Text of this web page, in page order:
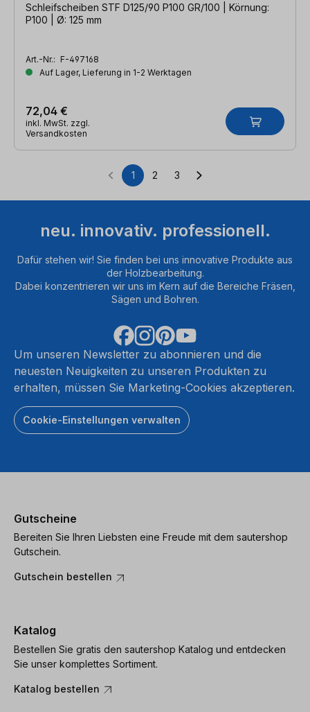
Schleifscheiben STF D125/90 P100 GR/100 | Körnung:
P100 | Ø: 125 mm
Art.-Nr.: F-497168
Auf Lager, Lieferung in 1-2 Werktagen
72,04 €
inkl. MwSt. zzgl.
Versandkosten
Seite
1 Seite
2 Seite
3
neu. innovativ. professionell.
Dafür stehen wir! Sie finden bei uns innovative Produkte aus
der Holzbearbeitung.
Dabei konzentrieren wir uns im Kern auf die Bereiche Fräsen,
Sägen und Bohren.
Um unseren Newsletter zu abonnieren und die
neuesten Neuigkeiten zu unseren Produkten zu
erhalten, müssen Sie Marketing-Cookies akzeptieren.
Cookie-Einstellungen verwalten
Gutscheine
Bereiten Sie Ihren Liebsten eine Freude mit dem sautershop
Gutschein.
Gutschein bestellen
Katalog
Bestellen Sie gratis den sautershop Katalog und entdecken
Sie unser komplettes Sortiment.
Katalog bestellen